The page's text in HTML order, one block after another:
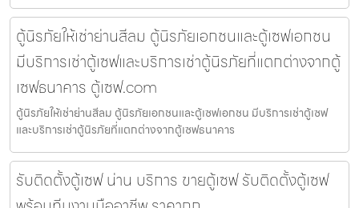
ตู้นิรภัยให้เช่าย่านสีลม ตู้นิรภัยเอกชนและตู้เซฟเอกชน
มีบริการเช่าตู้เซฟและบริการเช่าตู้นิรภัยที่แตกต่างจากตู้
เซฟธนาคาร ตู้เซฟ.com
ตู้นิรภัยให้เช่าย่านสีลม ตู้นิรภัยเอกชนและตู้เซฟเอกชน มีบริการเช่าตู้เซฟ
และบริการเช่าตู้นิรภัยที่แตกต่างจากตู้เซฟธนาคาร
รับติดตั้งตู้เซฟ น่าน บริการ ขายตู้เซฟ รับติดตั้งตู้เซฟ